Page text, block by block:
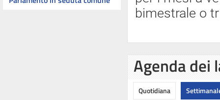
bimestrale o
Agenda dei
Quotidiana